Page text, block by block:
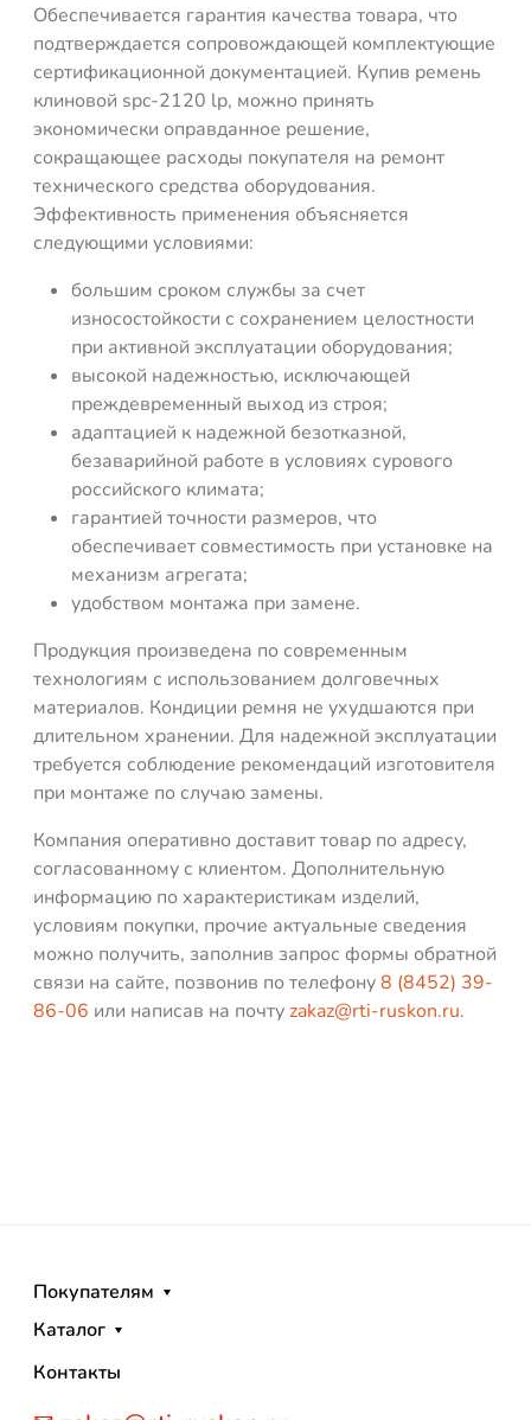
Обеспечивается гарантия качества товара, что
подтверждается сопровождающей комплектующие
сертификационной документацией. Купив ремень
клиновой spc-2120 lp, можно принять
экономически оправданное решение,
сокращающее расходы покупателя на ремонт
технического средства оборудования.
Эффективность применения объясняется
следующими условиями:
большим сроком службы за счет
износостойкости с сохранением целостности
при активной эксплуатации оборудования;
высокой надежностью, исключающей
преждевременный выход из строя;
адаптацией к надежной безотказной,
безаварийной работе в условиях сурового
российского климата;
гарантией точности размеров, что
обеспечивает совместимость при установке на
механизм агрегата;
удобством монтажа при замене.
Продукция произведена по современным
технологиям с использованием долговечных
материалов. Кондиции ремня не ухудшаются при
длительном хранении. Для надежной эксплуатации
требуется соблюдение рекомендаций изготовителя
при монтаже по случаю замены.
Компания оперативно доставит товар по адресу,
согласованному с клиентом. Дополнительную
информацию по характеристикам изделий,
условиям покупки, прочие актуальные сведения
можно получить, заполнив запрос формы обратной
связи на сайте, позвонив по телефону8 (8452) 39-
86-06 или написав на почтуzakaz@rti-ruskon.ru.
Покупателям
Каталог
Контакты